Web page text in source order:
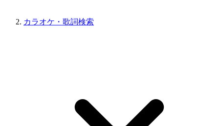
カラオケ・歌詞検索